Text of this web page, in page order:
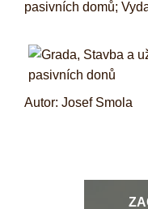
pasivních domů;
Autor: Josef Smola